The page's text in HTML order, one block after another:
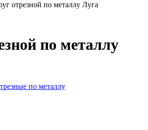
отрезной по металлу Луга
по металлу
по металлу